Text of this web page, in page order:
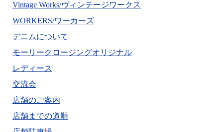
Vintage Works/ヴィンテージワークス
WORKERS/ワーカーズ
デニムについて
モーリークロージングオリジナル
レディース
交流会
店舗のご案内
店舗までの道順